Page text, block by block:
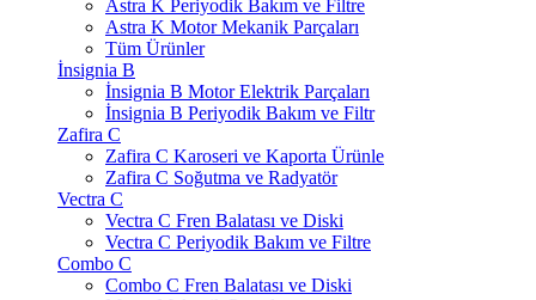
Astra K Periyodik Bakım ve Filtre
Astra K Motor Mekanik Parçaları
Tüm Ürünler
İnsignia B
İnsignia B Motor Elektrik Parçaları
İnsignia B Periyodik Bakım ve Filtr
Zafira C
Zafira C Karoseri ve Kaporta Ürünle
Zafira C Soğutma ve Radyatör
Vectra C
Vectra C Fren Balatası ve Diski
Vectra C Periyodik Bakım ve Filtre
Combo C
Combo C Fren Balatası ve Diski